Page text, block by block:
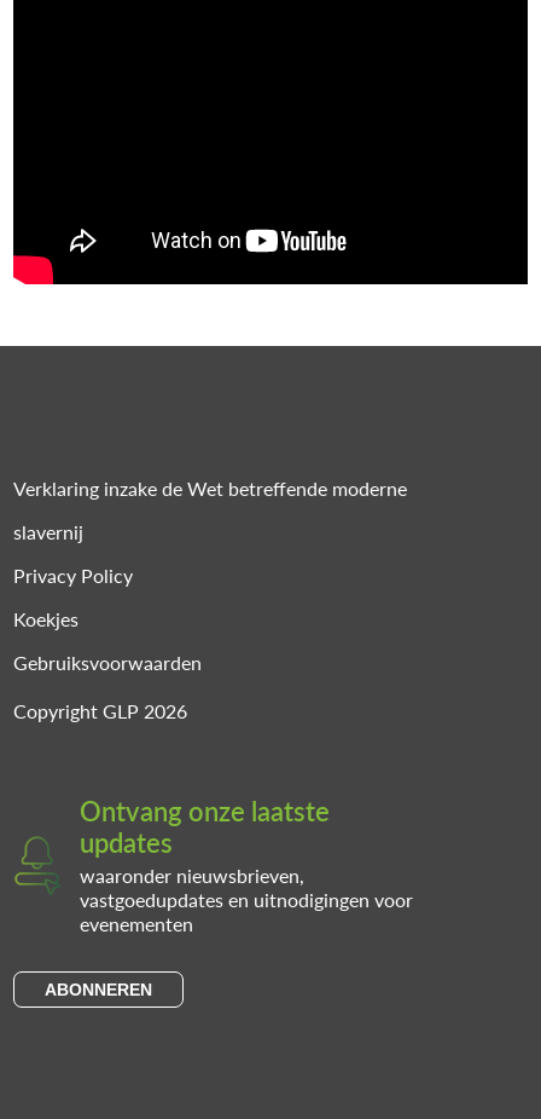
Verklaring inzake de Wet betreffende moderne
slavernij
Privacy Policy
Koekjes
Gebruiksvoorwaarden
Copyright GLP 2026
Ontvang onze laatste
updates
waaronder nieuwsbrieven,
vastgoedupdates en uitnodigingen voor
evenementen
ABONNEREN